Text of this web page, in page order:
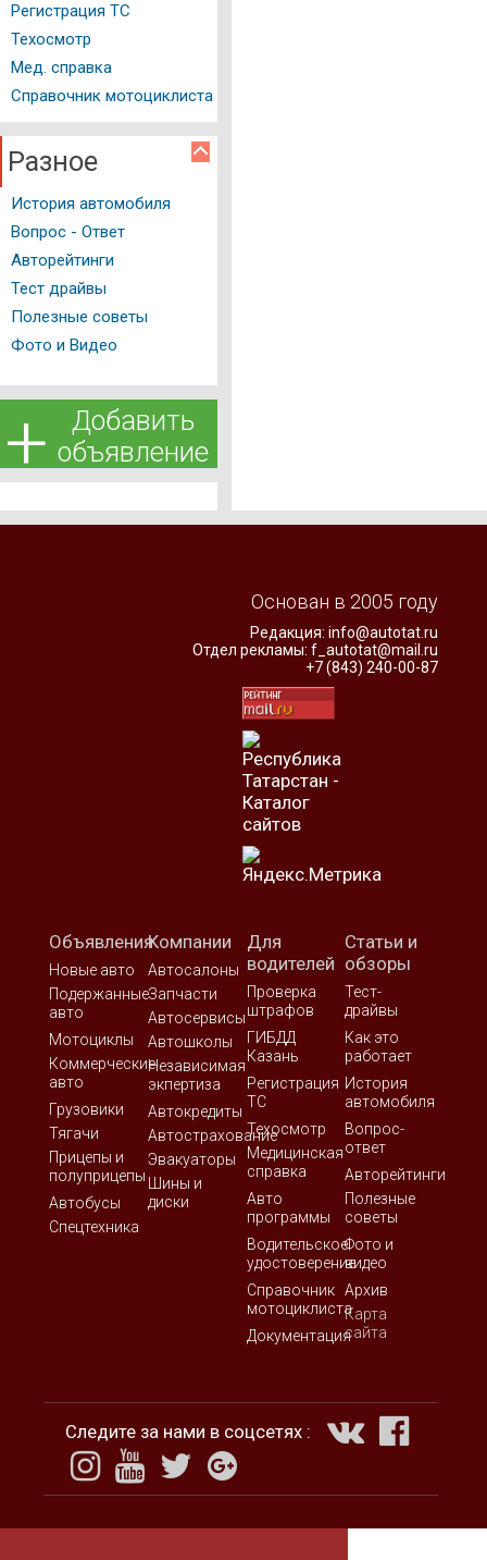
Регистрация ТС
Техосмотр
Мед. справка
Справочник мотоциклиста
Разное
История автомобиля
Вопрос - Ответ
Авторейтинги
Тест драйвы
Полезные советы
Фото и Видео
+
Добавить
объявление
Основан в 2005 году
Редакция: info@autotat.ru
Отдел рекламы: f_autotat@mail.ru
+7 (843) 240-00-87
Объявления
Новые авто
Подержанные
авто
Мотоциклы
Коммерческие
авто
Грузовики
Тягачи
Прицепы и
полуприцепы
Автобусы
Спецтехника
Компании
Автосалоны
Запчасти
Автосервисы
Автошколы
Независимая
экпертиза
Автокредиты
Автострахование
Эвакуаторы
Шины и
диски
Для
водителей
Проверка
штрафов
ГИБДД
Казань
Регистрация
ТС
Техосмотр
Медицинская
справка
Авто
программы
Водительское
удостоверение
Справочник
мотоциклиста
Документация
Статьи и
обзоры
Тест-
драйвы
Как это
работает
История
автомобиля
Вопрос-
ответ
Авторейтинги
Полезные
советы
Фото и
видео
Архив
Карта
сайта
Следите за нами в соцсетях :